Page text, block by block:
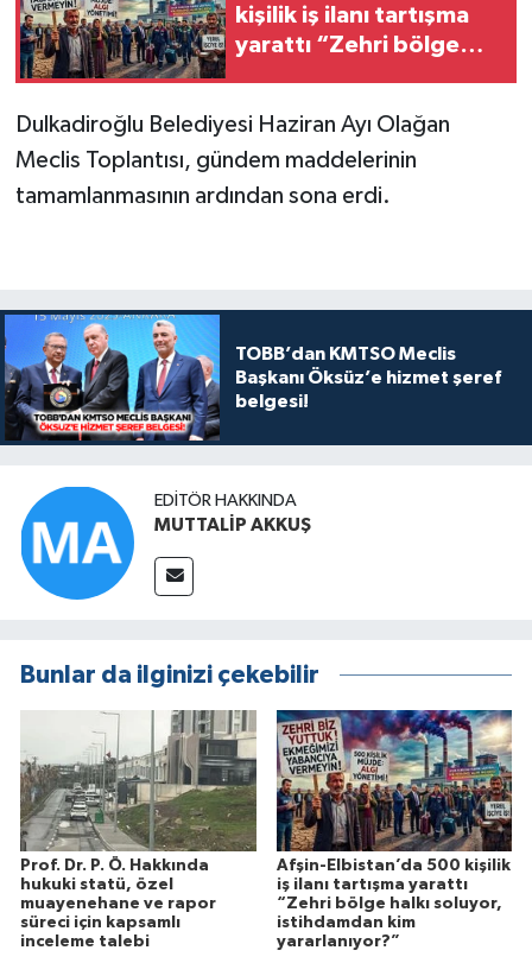
kişilik iş ilanı tartışma
yarattı “Zehri bölge
yararlanıyor?”
Dulkadiroğlu Belediyesi Haziran Ayı Olağan
Meclis Toplantısı, gündem maddelerinin
tamamlanmasının ardından sona erdi.
TOBB’dan KMTSO Meclis
Başkanı Öksüz’e hizmet şeref
belgesi!
EDITÖR HAKKINDA
MUTTALİP AKKUŞ
Bunlar da ilginizi çekebilir
Prof. Dr. P. Ö. Hakkında
hukuki statü, özel
muayenehane ve rapor
süreci için kapsamlı
inceleme talebi
Afşin-Elbistan’da 500 kişilik
iş ilanı tartışma yarattı
“Zehri bölge halkı soluyor,
istihdamdan kim
yararlanıyor?”